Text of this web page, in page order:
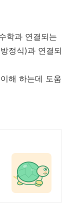
학과 연결되는
정식)과 연결되
해 하는데 도움